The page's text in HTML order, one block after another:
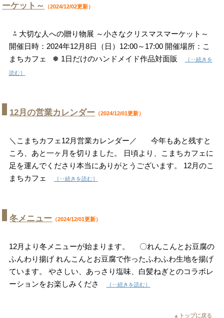
ーケット～
（2024/12/02更新）
⁂ 大切な人への贈り物展 ～小さなクリスマスマーケット～
開催日時：2024年12月8日（日）12:00～17:00 開催場所：こ
まちカフェ ❅ 1日だけのハンドメイド作品対面販
［‥続きを
読む］
12月の営業カレンダー （2024/12/01更新）
＼こまちカフェ12月営業カレンダー／ 今年もあと残すと
ころ、あと一ヶ月を切りました。 日頃より、こまちカフェに
足を運んでくださり本当にありがとうございます。 12月のこ
まちカフェ
［‥続きを読む］
冬メニュー （2024/12/01更新）
12月より冬メニューが始まります。 〇れんこんとお豆腐の
ふんわり揚げ れんこんとお豆腐で作ったふわふわ生地を揚げ
ています。 やさしい、あっさり塩味、白髪ねぎとのコラボレ
ーションをお楽しみくださ
［‥続きを読む］
▲トップに戻る